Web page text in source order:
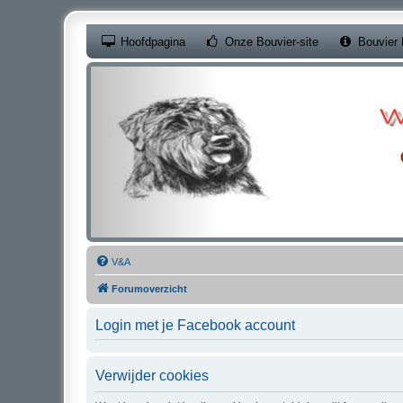
Hoofdpagina Onze Bouvier-site(Opens a new
Bouvier
V&A
Forumoverzicht
Login met je Facebook account
Verwijder cookies